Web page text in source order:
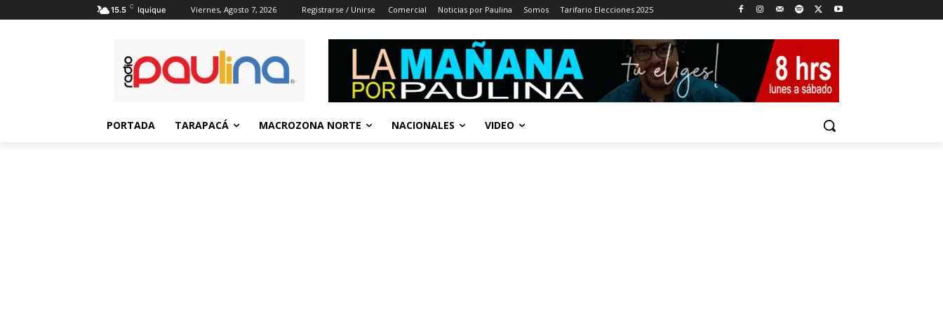
15.5 C Iquique Viernes, Agosto 7, 2026 Registrarse / Unirse Comercial Noticias por Paulina Somos Tarifario Elecciones 2025
PORTADA TARAPACÁ MACROZONA NORTE NACIONALES VIDEO